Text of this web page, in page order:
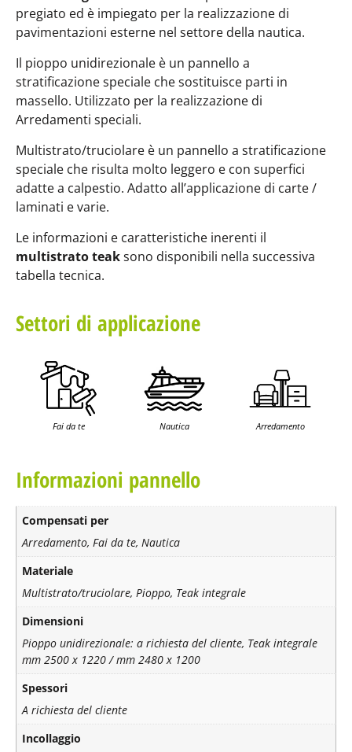
pregiato ed è impiegato per la realizzazione di
pavimentazioni esterne nel settore della nautica.
Il pioppo unidirezionale è un pannello a
stratificazione speciale che sostituisce parti in
massello. Utilizzato per la realizzazione di
Arredamenti speciali.
Multistrato/truciolare è un pannello a stratificazione
speciale che risulta molto leggero e con superfici
adatte a calpestio. Adatto all’applicazione di carte /
laminati e varie.
Le informazioni e caratteristiche inerenti il
multistrato teaksono disponibili nella successiva
tabella tecnica.
Settori di applicazione
Fai da te Nautica Arredamento
Informazioni pannello
Compensati per
Arredamento, Fai da te, Nautica
Materiale
Multistrato/truciolare, Pioppo, Teak integrale
Dimensioni
Pioppo unidirezionale: a richiesta del cliente, Teak integrale
mm 2500 x 1220 / mm 2480 x 1200
Spessori
A richiesta del cliente
Incollaggio